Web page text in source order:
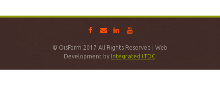
© OisFarm 2017 All Rights Reserved | Web
Development by Integrated ITDC